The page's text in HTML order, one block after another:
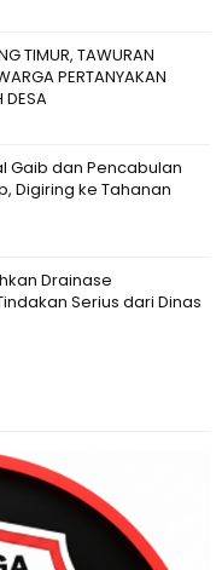
TIMUR, TAWURAN
PERTANYAKAN
DESA
Gaib dan Pencabulan
Digiring ke Tahanan
Drainase
Serius dari Dinas